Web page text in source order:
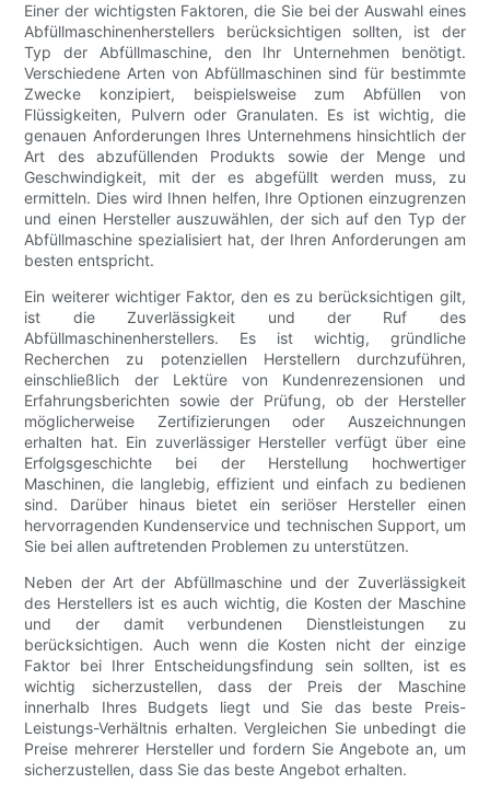
Einer der wichtigsten Faktoren, die Sie bei der Auswahl eines
Abfüllmaschinenherstellers berücksichtigen sollten, ist der
Typ der Abfüllmaschine, den Ihr Unternehmen benötigt.
Verschiedene Arten von Abfüllmaschinen sind für bestimmte
Zwecke konzipiert, beispielsweise zum Abfüllen von
Flüssigkeiten, Pulvern oder Granulaten. Es ist wichtig, die
genauen Anforderungen Ihres Unternehmens hinsichtlich der
Art des abzufüllenden Produkts sowie der Menge und
Geschwindigkeit, mit der es abgefüllt werden muss, zu
ermitteln. Dies wird Ihnen helfen, Ihre Optionen einzugrenzen
und einen Hersteller auszuwählen, der sich auf den Typ der
Abfüllmaschine spezialisiert hat, der Ihren Anforderungen am
besten entspricht.
Ein weiterer wichtiger Faktor, den es zu berücksichtigen gilt,
ist die Zuverlässigkeit und der Ruf des
Abfüllmaschinenherstellers. Es ist wichtig, gründliche
Recherchen zu potenziellen Herstellern durchzuführen,
einschließlich der Lektüre von Kundenrezensionen und
Erfahrungsberichten sowie der Prüfung, ob der Hersteller
möglicherweise Zertifizierungen oder Auszeichnungen
erhalten hat. Ein zuverlässiger Hersteller verfügt über eine
Erfolgsgeschichte bei der Herstellung hochwertiger
Maschinen, die langlebig, effizient und einfach zu bedienen
sind. Darüber hinaus bietet ein seriöser Hersteller einen
hervorragenden Kundenservice und technischen Support, um
Sie bei allen auftretenden Problemen zu unterstützen.
Neben der Art der Abfüllmaschine und der Zuverlässigkeit
des Herstellers ist es auch wichtig, die Kosten der Maschine
und der damit verbundenen Dienstleistungen zu
berücksichtigen. Auch wenn die Kosten nicht der einzige
Faktor bei Ihrer Entscheidungsfindung sein sollten, ist es
wichtig sicherzustellen, dass der Preis der Maschine
innerhalb Ihres Budgets liegt und Sie das beste Preis-
Leistungs-Verhältnis erhalten. Vergleichen Sie unbedingt die
Preise mehrerer Hersteller und fordern Sie Angebote an, um
sicherzustellen, dass Sie das beste Angebot erhalten.